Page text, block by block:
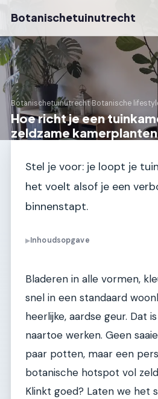
Botanischetuinutrecht
Botanischetuinutrecht›Botanische
Hoe richt je een
zeldzame
Stel je voor: je loopt je
het voelt alsof je een
binnenstapt.
▶Inhoudsopgave
Bladeren in alle vormen,
snel in een standaard
heerlijke, aardse geur. Dat
naartoe werken. Geen
paar potten, maar een
botanische hotspot vol
Klinkt goed? Laten we het